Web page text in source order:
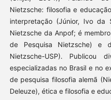
Nietzsche: filosofia e
interpretação (Júnior, Ivo da
Nietzsche da Anpof; é
de Pesquisa Nietzsche) e
Nietzsche-USP). Publicou
especializadas no Brasil e no
de pesquisa filosofia alemã
Deleuze), ética e filosofia e